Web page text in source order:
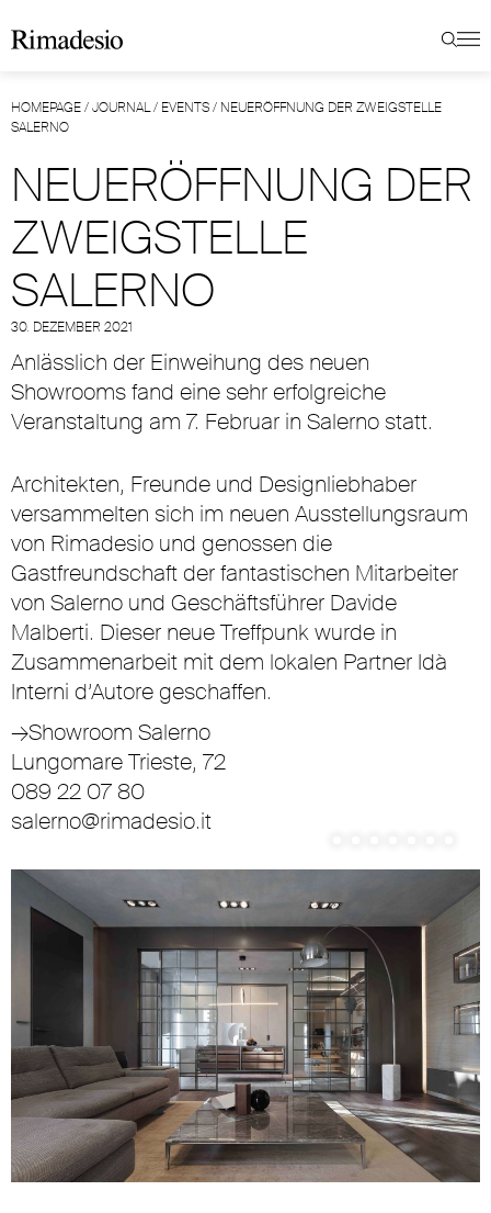
HOMEPAGE/JOURNAL/ EVENTS/ NEUERÖFFNUNG DER ZWEIGSTELLE
SALERNO
NEUERÖFFNUNG DER
ZWEIGSTELLE
SALERNO
30. DEZEMBER 2021
Anlässlich der Einweihung des neuen
Showrooms fand eine sehr erfolgreiche
Veranstaltung am 7. Februar in Salerno statt.
Architekten, Freunde und Designliebhaber
versammelten sich im neuen Ausstellungsraum
von Rimadesio und genossen die
Gastfreundschaft der fantastischen Mitarbeiter
von Salerno und Geschäftsführer Davide
Malberti. Dieser neue Treffpunk wurde in
Zusammenarbeit mit dem lokalen Partner Idà
Interni d’Autore geschaffen.
→Showroom Salerno
Lungomare Trieste, 72
089 22 07 80
salerno@rimadesio.it